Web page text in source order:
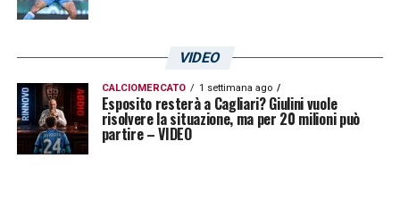
VIDEO
CALCIOMERCATO 1 settimana ago
Esposito resterà a Cagliari? Giulini vuole
risolvere la situazione, ma per 20 milioni può
partire – VIDEO